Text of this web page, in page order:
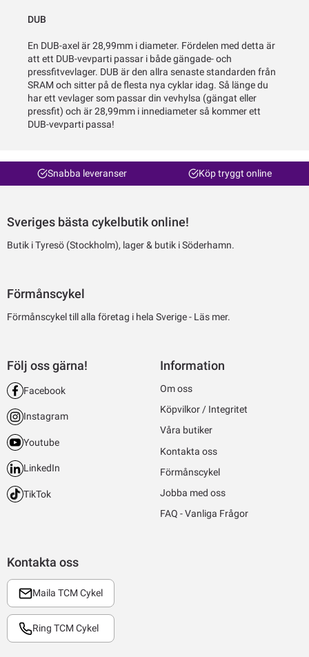
DUB
En DUB-axel är 28,99mm i diameter. Fördelen med detta är
att ett DUB-vevparti passar i både gängade- och
pressfitvevlager. DUB är den allra senaste standarden från
SRAM och sitter på de flesta nya cyklar idag. Så länge du
har ett vevlager som passar din vevhylsa (gängat eller
pressfit) och är 28,99mm i innediameter så kommer ett
DUB-vevparti passa!
Snabba leveranser Köp tryggt online
Sveriges bästa cykelbutik online!
Butik i Tyresö (Stockholm), lager & butik i Söderhamn.
Förmånscykel
Förmånscykel till alla företag i hela Sverige - Läs mer.
Kontakta oss
Maila TCM Cykel
Ring TCM Cykel
Följ oss gärna!
Facebook
Instagram
Youtube
LinkedIn
TikTok
Information
Om oss
Köpvilkor / Integritet
Våra butiker
Kontakta oss
Förmånscykel
Jobba med oss
FAQ - Vanliga Frågor